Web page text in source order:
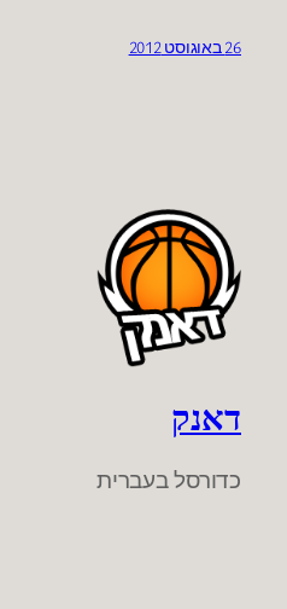
26 באוגוסט 2012
דאנק
כדורסל בעברית